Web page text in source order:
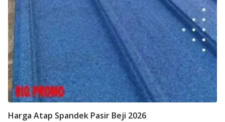
Harga Atap Spandek Pasir Beji 2026